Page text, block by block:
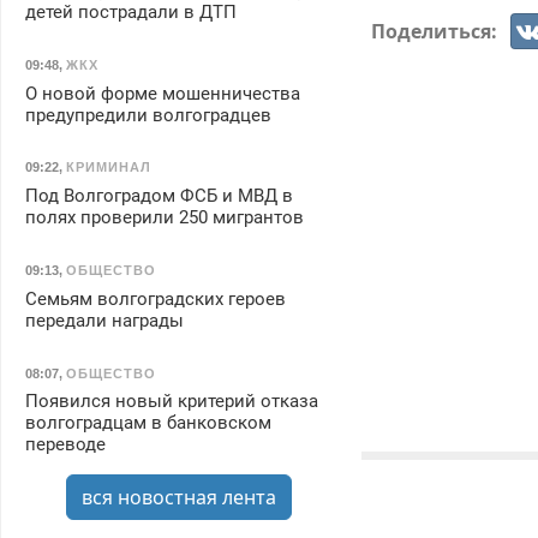
Поделиться:
детей пострадали в ДТП
09:48, ЖКХ
О новой форме мошенничества
предупредили волгоградцев
09:22, КРИМИНАЛ
Под Волгоградом ФСБ и МВД в
полях проверили 250 мигрантов
09:13, ОБЩЕСТВО
Семьям волгоградских героев
передали награды
08:07, ОБЩЕСТВО
Появился новый критерий отказа
волгоградцам в банковском
переводе
вся новостная лента